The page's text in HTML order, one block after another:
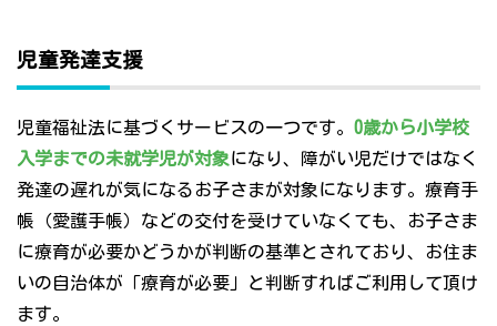
児童発達支援
児童福祉法に基づくサービスの一つです。 0歳から小学校
入学までの未就学児が対象になり、障がい児だけではなく
発達の遅れが気になるお子さまが対象になります。療育手
帳（愛護手帳）などの交付を受けていなくても、お子さま
に療育が必要かどうかが判断の基準とされており、お住ま
いの自治体が「療育が必要」と判断すればご利用して頂け
ます。